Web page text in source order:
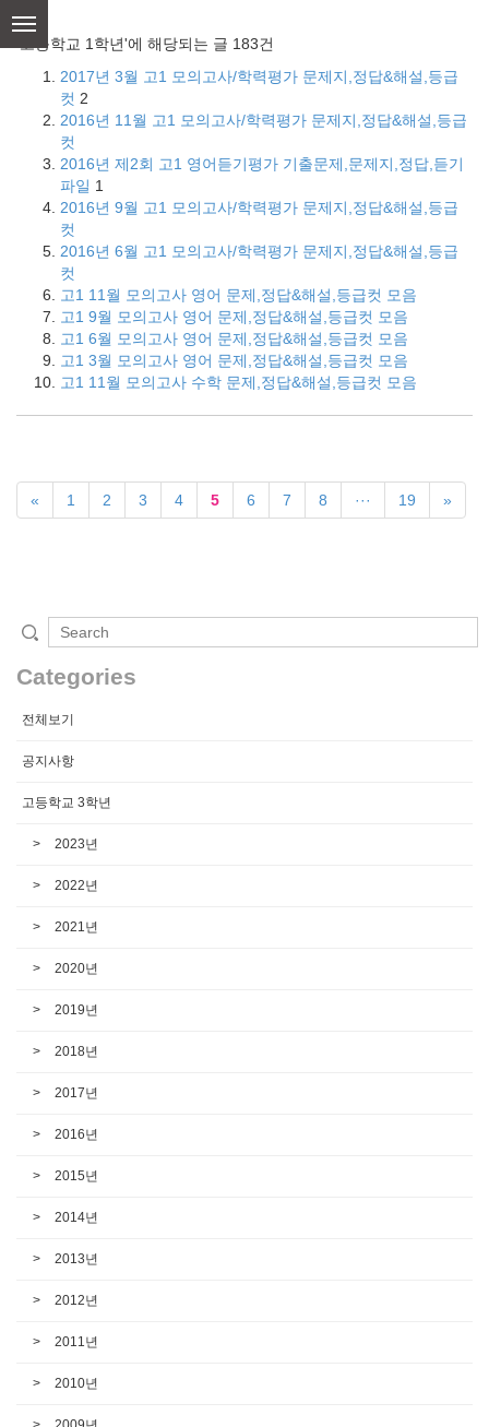
content
'고등학교 1학년'에 해당되는 글 183건
2017년 3월 고1 모의고사/학력평가 문제지,정답&해설,등급
컷 2
2016년 11월 고1 모의고사/학력평가 문제지,정답&해설,등급
컷
2016년 제2회 고1 영어듣기평가 기출문제,문제지,정답,듣기
파일 1
2016년 9월 고1 모의고사/학력평가 문제지,정답&해설,등급
컷
2016년 6월 고1 모의고사/학력평가 문제지,정답&해설,등급
컷
고1 11월 모의고사 영어 문제,정답&해설,등급컷 모음
고1 9월 모의고사 영어 문제,정답&해설,등급컷 모음
고1 6월 모의고사 영어 문제,정답&해설,등급컷 모음
고1 3월 모의고사 영어 문제,정답&해설,등급컷 모음
고1 11월 모의고사 수학 문제,정답&해설,등급컷 모음
« 1 2 3 4 5 6 7 8 ··· 19 »
Categories
전체보기
공지사항
고등학교 3학년
2023년
2022년
2021년
2020년
2019년
2018년
2017년
2016년
2015년
2014년
2013년
2012년
2011년
2010년